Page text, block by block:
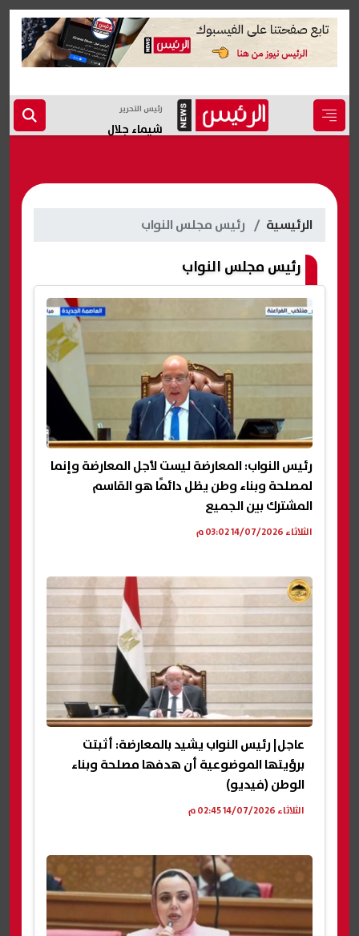
رئيس التحرير
شيماء جلال
الرئيسية رئيس مجلس النواب
رئيس مجلس النواب
رئيس النواب: المعارضة ليست لأجل المعارضة وإنما
لمصلحة وبناء وطن يظل دائمًا هو القاسم
المشترك بين الجميع
الثلاثاء 14/07/2026 03:02 م
عاجل| رئيس النواب يشيد بالمعارضة: أثبتت
برؤيتها الموضوعية أن هدفها مصلحة وبناء
الوطن (فيديو)
الثلاثاء 14/07/2026 02:45 م